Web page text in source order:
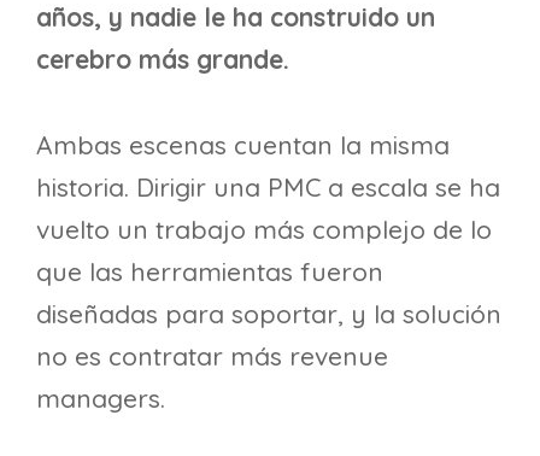
años, y nadie le ha construido un
cerebro más grande.
Ambas escenas cuentan la misma
historia. Dirigir una PMC a escala se ha
vuelto un trabajo más complejo de lo
que las herramientas fueron
diseñadas para soportar, y la solución
no es contratar más revenue
managers.